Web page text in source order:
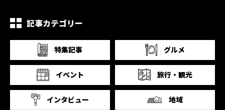
記事カテゴリー
特集記事 グルメ
イベント 旅行・観光
インタビュー 地域